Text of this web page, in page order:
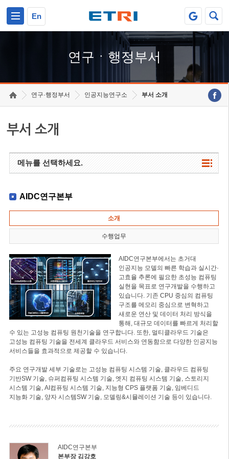
En
연구ㆍ행정부서
연구·행정부서 인공지능연구소 부서 소개
부서 소개
메뉴를 선택하세요.
AIDC연구본부
소개
수행업무
AIDC연구본부에서는 초거대
인공지능 모델의 빠른 학습과 실시간·
고효율 추론에 필요한 초성능 컴퓨팅
실현을 목표로 연구개발을 수행하고
있습니다. 기존 CPU 중심의 컴퓨팅
구조를 메모리 중심으로 변혁하고
새로운 연산 및 데이터 처리 방식을
통해, 대규모 데이터를 빠르게 처리할
수 있는 고성능 컴퓨팅 원천기술을 연구합니다. 또한, 멀티클라우드 기술은
고성능 컴퓨팅 기술을 전세계 클라우드 서비스와 연동함으로 다양한 인공지능
서비스들을 효과적으로 제공할 수 있습니다.
주요 연구개발 세부 기술로는 고성능 컴퓨팅 시스템 기술, 클라우드 컴퓨팅
기반SW 기술, 슈퍼컴퓨팅 시스템 기술, 엣지 컴퓨팅 시스템 기술, 스토리지
시스템 기술, AI컴퓨팅 시스템 기술, 지능형 CPS 플랫폼 기술, 임베디드
지능화 기술, 양자 시스템SW 기술, 모델링&시뮬레이션 기술 등이 있습니다.
AIDC연구본부
본부장 김강호